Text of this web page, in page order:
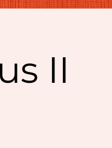
II